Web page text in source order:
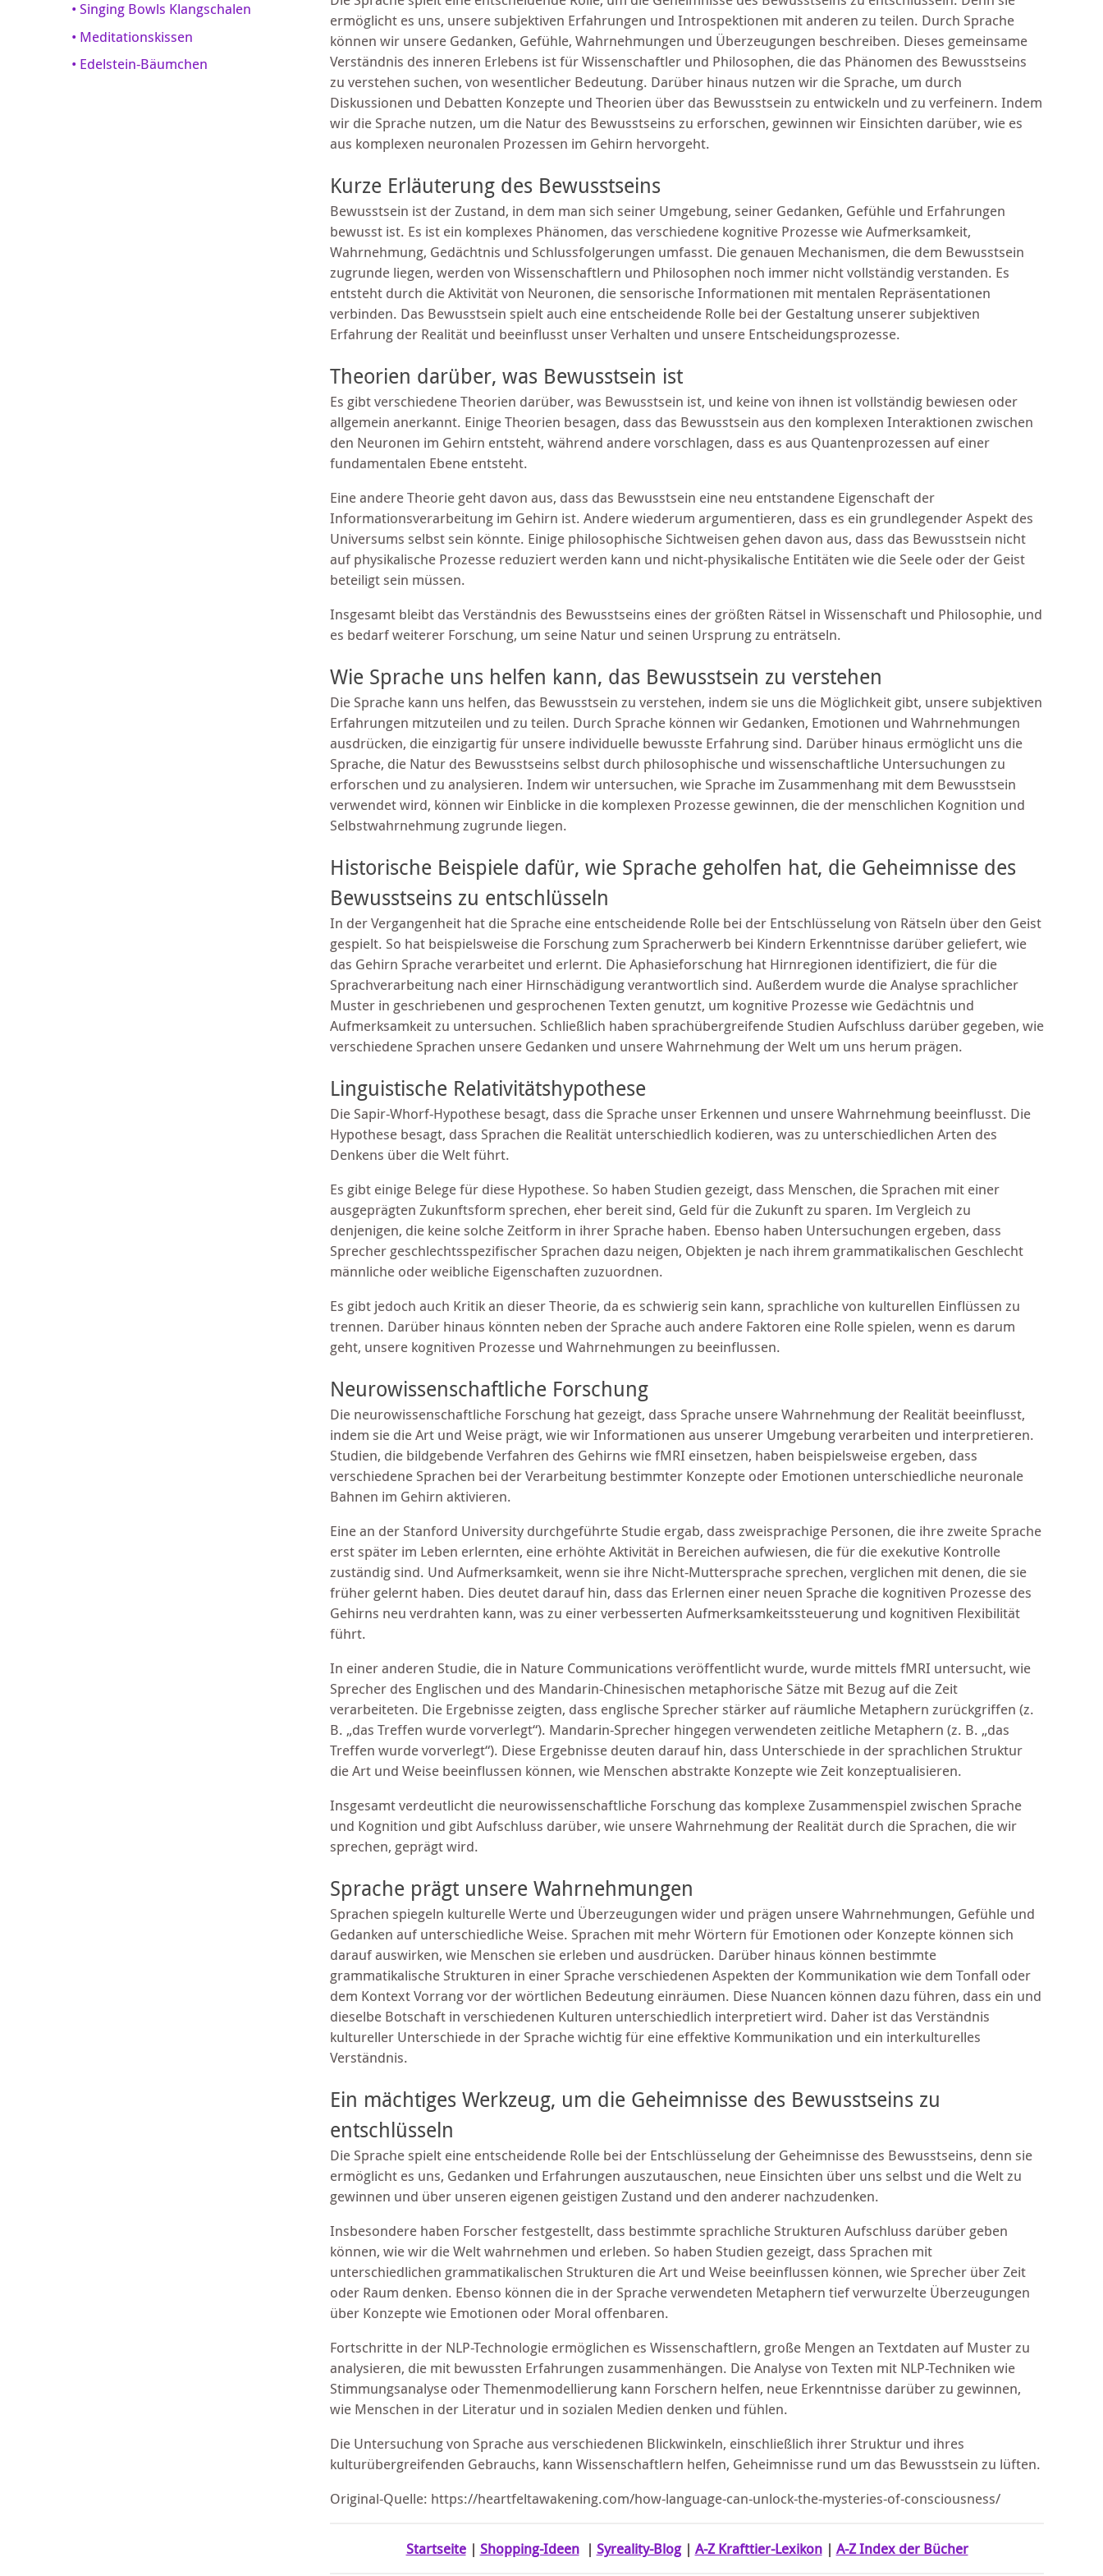
ermöglicht es uns, unsere subjektiven Erfahrungen und Introspektionen mit anderen zu teilen. Durch Sprache
können wir unsere Gedanken, Gefühle, Wahrnehmungen und Überzeugungen beschreiben. Dieses gemeinsame
Verständnis des inneren Erlebens ist für Wissenschaftler und Philosophen, die das Phänomen des Bewusstseins
zu verstehen suchen, von wesentlicher Bedeutung. Darüber hinaus nutzen wir die Sprache, um durch
Diskussionen und Debatten Konzepte und Theorien über das Bewusstsein zu entwickeln und zu verfeinern. Indem
wir die Sprache nutzen, um die Natur des Bewusstseins zu erforschen, gewinnen wir Einsichten darüber, wie es
aus komplexen neuronalen Prozessen im Gehirn hervorgeht.
Kurze Erläuterung des Bewusstseins
Bewusstsein ist der Zustand, in dem man sich seiner Umgebung, seiner Gedanken, Gefühle und Erfahrungen
bewusst ist. Es ist ein komplexes Phänomen, das verschiedene kognitive Prozesse wie Aufmerksamkeit,
Wahrnehmung, Gedächtnis und Schlussfolgerungen umfasst. Die genauen Mechanismen, die dem Bewusstsein
zugrunde liegen, werden von Wissenschaftlern und Philosophen noch immer nicht vollständig verstanden. Es
entsteht durch die Aktivität von Neuronen, die sensorische Informationen mit mentalen Repräsentationen
verbinden. Das Bewusstsein spielt auch eine entscheidende Rolle bei der Gestaltung unserer subjektiven
Erfahrung der Realität und beeinflusst unser Verhalten und unsere Entscheidungsprozesse.
Theorien darüber, was Bewusstsein ist
Es gibt verschiedene Theorien darüber, was Bewusstsein ist, und keine von ihnen ist vollständig bewiesen oder
allgemein anerkannt. Einige Theorien besagen, dass das Bewusstsein aus den komplexen Interaktionen zwischen
den Neuronen im Gehirn entsteht, während andere vorschlagen, dass es aus Quantenprozessen auf einer
fundamentalen Ebene entsteht.
Eine andere Theorie geht davon aus, dass das Bewusstsein eine neu entstandene Eigenschaft der
Informationsverarbeitung im Gehirn ist. Andere wiederum argumentieren, dass es ein grundlegender Aspekt des
Universums selbst sein könnte. Einige philosophische Sichtweisen gehen davon aus, dass das Bewusstsein nicht
auf physikalische Prozesse reduziert werden kann und nicht-physikalische Entitäten wie die Seele oder der Geist
beteiligt sein müssen.
Insgesamt bleibt das Verständnis des Bewusstseins eines der größten Rätsel in Wissenschaft und Philosophie, und
es bedarf weiterer Forschung, um seine Natur und seinen Ursprung zu enträtseln.
Wie Sprache uns helfen kann, das Bewusstsein zu verstehen
Die Sprache kann uns helfen, das Bewusstsein zu verstehen, indem sie uns die Möglichkeit gibt, unsere subjektiven
Erfahrungen mitzuteilen und zu teilen. Durch Sprache können wir Gedanken, Emotionen und Wahrnehmungen
ausdrücken, die einzigartig für unsere individuelle bewusste Erfahrung sind. Darüber hinaus ermöglicht uns die
Sprache, die Natur des Bewusstseins selbst durch philosophische und wissenschaftliche Untersuchungen zu
erforschen und zu analysieren. Indem wir untersuchen, wie Sprache im Zusammenhang mit dem Bewusstsein
verwendet wird, können wir Einblicke in die komplexen Prozesse gewinnen, die der menschlichen Kognition und
Selbstwahrnehmung zugrunde liegen.
Historische Beispiele dafür, wie Sprache geholfen hat, die Geheimnisse des
Bewusstseins zu entschlüsseln
In der Vergangenheit hat die Sprache eine entscheidende Rolle bei der Entschlüsselung von Rätseln über den Geist
gespielt. So hat beispielsweise die Forschung zum Spracherwerb bei Kindern Erkenntnisse darüber geliefert, wie
das Gehirn Sprache verarbeitet und erlernt. Die Aphasieforschung hat Hirnregionen identifiziert, die für die
Sprachverarbeitung nach einer Hirnschädigung verantwortlich sind. Außerdem wurde die Analyse sprachlicher
Muster in geschriebenen und gesprochenen Texten genutzt, um kognitive Prozesse wie Gedächtnis und
Aufmerksamkeit zu untersuchen. Schließlich haben sprachübergreifende Studien Aufschluss darüber gegeben, wie
verschiedene Sprachen unsere Gedanken und unsere Wahrnehmung der Welt um uns herum prägen.
Linguistische Relativitätshypothese
Die Sapir-Whorf-Hypothese besagt, dass die Sprache unser Erkennen und unsere Wahrnehmung beeinflusst. Die
Hypothese besagt, dass Sprachen die Realität unterschiedlich kodieren, was zu unterschiedlichen Arten des
Denkens über die Welt führt.
Es gibt einige Belege für diese Hypothese. So haben Studien gezeigt, dass Menschen, die Sprachen mit einer
ausgeprägten Zukunftsform sprechen, eher bereit sind, Geld für die Zukunft zu sparen. Im Vergleich zu
denjenigen, die keine solche Zeitform in ihrer Sprache haben. Ebenso haben Untersuchungen ergeben, dass
Sprecher geschlechtsspezifischer Sprachen dazu neigen, Objekten je nach ihrem grammatikalischen Geschlecht
männliche oder weibliche Eigenschaften zuzuordnen.
Es gibt jedoch auch Kritik an dieser Theorie, da es schwierig sein kann, sprachliche von kulturellen Einflüssen zu
trennen. Darüber hinaus könnten neben der Sprache auch andere Faktoren eine Rolle spielen, wenn es darum
geht, unsere kognitiven Prozesse und Wahrnehmungen zu beeinflussen.
Neurowissenschaftliche Forschung
Die neurowissenschaftliche Forschung hat gezeigt, dass Sprache unsere Wahrnehmung der Realität beeinflusst,
indem sie die Art und Weise prägt, wie wir Informationen aus unserer Umgebung verarbeiten und interpretieren.
Studien, die bildgebende Verfahren des Gehirns wie fMRI einsetzen, haben beispielsweise ergeben, dass
verschiedene Sprachen bei der Verarbeitung bestimmter Konzepte oder Emotionen unterschiedliche neuronale
Bahnen im Gehirn aktivieren.
Eine an der Stanford University durchgeführte Studie ergab, dass zweisprachige Personen, die ihre zweite Sprache
erst später im Leben erlernten, eine erhöhte Aktivität in Bereichen aufwiesen, die für die exekutive Kontrolle
zuständig sind. Und Aufmerksamkeit, wenn sie ihre Nicht-Muttersprache sprechen, verglichen mit denen, die sie
früher gelernt haben. Dies deutet darauf hin, dass das Erlernen einer neuen Sprache die kognitiven Prozesse des
Gehirns neu verdrahten kann, was zu einer verbesserten Aufmerksamkeitssteuerung und kognitiven Flexibilität
führt.
In einer anderen Studie, die in Nature Communications veröffentlicht wurde, wurde mittels fMRI untersucht, wie
Sprecher des Englischen und des Mandarin-Chinesischen metaphorische Sätze mit Bezug auf die Zeit
verarbeiteten. Die Ergebnisse zeigten, dass englische Sprecher stärker auf räumliche Metaphern zurückgriffen (z.
B. „das Treffen wurde vorverlegt“). Mandarin-Sprecher hingegen verwendeten zeitliche Metaphern (z. B. „das
Treffen wurde vorverlegt“). Diese Ergebnisse deuten darauf hin, dass Unterschiede in der sprachlichen Struktur
die Art und Weise beeinflussen können, wie Menschen abstrakte Konzepte wie Zeit konzeptualisieren.
Insgesamt verdeutlicht die neurowissenschaftliche Forschung das komplexe Zusammenspiel zwischen Sprache
und Kognition und gibt Aufschluss darüber, wie unsere Wahrnehmung der Realität durch die Sprachen, die wir
sprechen, geprägt wird.
Sprache prägt unsere Wahrnehmungen
Sprachen spiegeln kulturelle Werte und Überzeugungen wider und prägen unsere Wahrnehmungen, Gefühle und
Gedanken auf unterschiedliche Weise. Sprachen mit mehr Wörtern für Emotionen oder Konzepte können sich
darauf auswirken, wie Menschen sie erleben und ausdrücken. Darüber hinaus können bestimmte
grammatikalische Strukturen in einer Sprache verschiedenen Aspekten der Kommunikation wie dem Tonfall oder
dem Kontext Vorrang vor der wörtlichen Bedeutung einräumen. Diese Nuancen können dazu führen, dass ein und
dieselbe Botschaft in verschiedenen Kulturen unterschiedlich interpretiert wird. Daher ist das Verständnis
kultureller Unterschiede in der Sprache wichtig für eine effektive Kommunikation und ein interkulturelles
Verständnis.
Ein mächtiges Werkzeug, um die Geheimnisse des Bewusstseins zu
entschlüsseln
Die Sprache spielt eine entscheidende Rolle bei der Entschlüsselung der Geheimnisse des Bewusstseins, denn sie
ermöglicht es uns, Gedanken und Erfahrungen auszutauschen, neue Einsichten über uns selbst und die Welt zu
gewinnen und über unseren eigenen geistigen Zustand und den anderer nachzudenken.
Insbesondere haben Forscher festgestellt, dass bestimmte sprachliche Strukturen Aufschluss darüber geben
können, wie wir die Welt wahrnehmen und erleben. So haben Studien gezeigt, dass Sprachen mit
unterschiedlichen grammatikalischen Strukturen die Art und Weise beeinflussen können, wie Sprecher über Zeit
oder Raum denken. Ebenso können die in der Sprache verwendeten Metaphern tief verwurzelte Überzeugungen
über Konzepte wie Emotionen oder Moral offenbaren.
Fortschritte in der NLP-Technologie ermöglichen es Wissenschaftlern, große Mengen an Textdaten auf Muster zu
analysieren, die mit bewussten Erfahrungen zusammenhängen. Die Analyse von Texten mit NLP-Techniken wie
Stimmungsanalyse oder Themenmodellierung kann Forschern helfen, neue Erkenntnisse darüber zu gewinnen,
wie Menschen in der Literatur und in sozialen Medien denken und fühlen.
Die Untersuchung von Sprache aus verschiedenen Blickwinkeln, einschließlich ihrer Struktur und ihres
kulturübergreifenden Gebrauchs, kann Wissenschaftlern helfen, Geheimnisse rund um das Bewusstsein zu lüften.
Original-Quelle: https://heartfeltawakening.com/how-language-can-unlock-the-mysteries-of-consciousness/
Startseite| Shopping-Ideen| Syreality-Blog| A-Z Krafttier-Lexikon| A-Z Index der Bücher
• Singing Bowls Klangschalen
• Meditationskissen
• Edelstein-Bäumchen